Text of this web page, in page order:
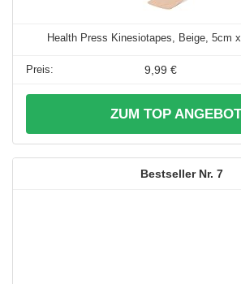
Health Press Kinesiotapes, Beige, 5cm
9,99 €
ZUM TOP
7